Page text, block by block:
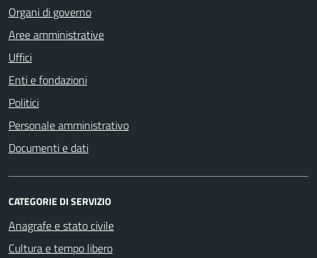
Organi di governo
Aree amministrative
Uffici
Enti e fondazioni
Politici
Personale amministrativo
Documenti e dati
CATEGORIE DI SERVIZIO
Anagrafe e stato civile
Cultura e tempo libero